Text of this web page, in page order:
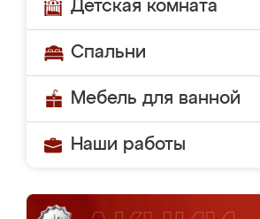
Детская комната
Спальни
Мебель для ванной
Наши работы